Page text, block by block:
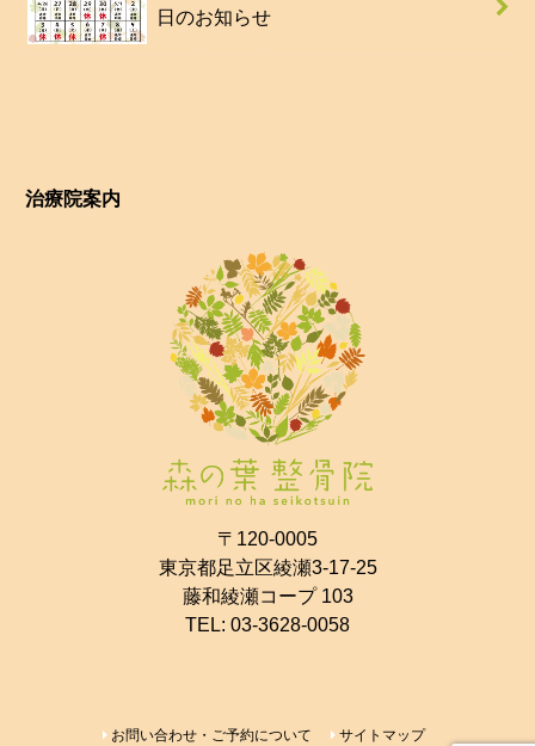
日のお知らせ
治療院案内
〒120-0005
東京都足立区綾瀬3-17-25
藤和綾瀬コープ 103
TEL: 03-3628-0058
お問い合わせ・ご予約について サイトマップ